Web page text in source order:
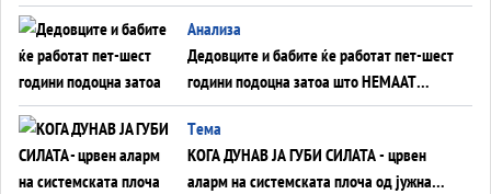
Анализа
Дедовците и бабите ќе работат пет-шест
години подоцна затоа што НЕМААТ
ВНУЦИ ДА ГИ ЗАМЕНАТ
Tема
КОГА ДУНАВ ЈА ГУБИ СИЛАТА - црвен
аларм на системската плоча од јужна